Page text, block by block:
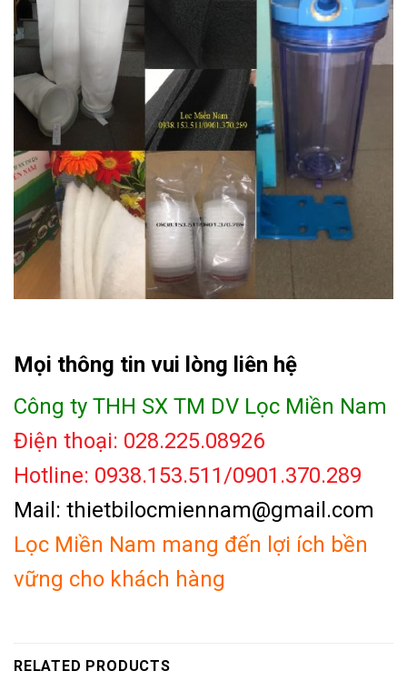
Mọi thông tin vui lòng liên hệ
Công ty THH SX TM DV Lọc Miền Nam
Điện thoại: 028.225.08926
Hotline: 0938.153.511/0901.370.289
Mail: thietbilocmiennam@gmail.com
Lọc Miền Nam mang đến lợi ích bền
vững cho khách hàng
RELATED PRODUCTS